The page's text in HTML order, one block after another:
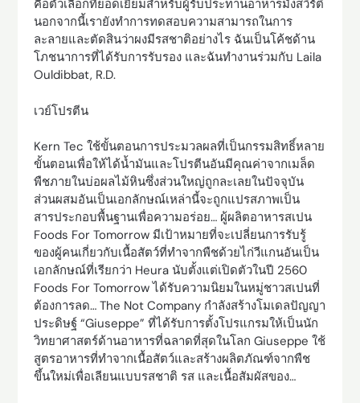
คือตัวเลือกที่ยอดเยี่ยมสำหรับผู้รับประทานอาหารมังสวิรัติ
นอกจากนี้เรายังทำการทดสอบความสามารถในการ
ละลายและตัดสินว่าผงมีรสชาติอย่างไร ฉันเป็นโค้ชด้าน
โภชนาการที่ได้รับการรับรอง และฉันทำงานร่วมกับ Laila
Ouldibbat, R.D.
เวย์โปรตีน
Kern Tec ใช้ขั้นตอนการประมวลผลที่เป็นกรรมสิทธิ์หลาย
ขั้นตอนเพื่อให้ได้น้ำมันและโปรตีนอันมีคุณค่าจากเมล็ด
พืชภายในบ่อผลไม้หินซึ่งส่วนใหญ่ถูกละเลยในปัจจุบัน
ส่วนผสมอันเป็นเอกลักษณ์เหล่านี้จะถูกแปรสภาพเป็น
สารประกอบพื้นฐานเพื่อความอร่อย… ผู้ผลิตอาหารสเปน
Foods For Tomorrow มีเป้าหมายที่จะเปลี่ยนการรับรู้
ของผู้คนเกี่ยวกับเนื้อสัตว์ที่ทำจากพืชด้วยไก่วีแกนอันเป็น
เอกลักษณ์ที่เรียกว่า Heura นับตั้งแต่เปิดตัวในปี 2560
Foods For Tomorrow ได้รับความนิยมในหมู่ชาวสเปนที่
ต้องการลด… The Not Company กำลังสร้างโมเดลปัญญา
ประดิษฐ์ “Giuseppe” ที่ได้รับการตั้งโปรแกรมให้เป็นนัก
วิทยาศาสตร์ด้านอาหารที่ฉลาดที่สุดในโลก Giuseppe ใช้
สูตรอาหารที่ทำจากเนื้อสัตว์และสร้างผลิตภัณฑ์จากพืช
ขึ้นใหม่เพื่อเลียนแบบรสชาติ รส และเนื้อสัมผัสของ…